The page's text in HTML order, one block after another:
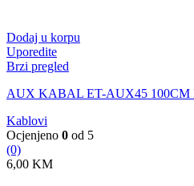
Dodaj u korpu
Uporedite
Brzi pregled
AUX KABAL ET-AUX45
Kablovi
Ocjenjeno 0 od 5
(0)
6,00 KM